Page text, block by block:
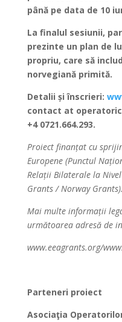
până pe data de 10
La finalul sesiunii,
prezinte un plan de
propriu, care să
norvegiană primită.
Detalii și înscrieri:
contact at
+4 0721.664.293.
Proiect finanțat cu
Europene (Punctul
Relații Bilaterale la
Grants / Norway Grants).
Mai multe informații
următoarea adresă de
www.eeagrants.org/
Parteneri proiect
Asociaţia